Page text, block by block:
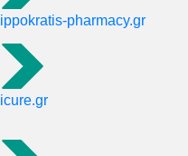
ippokratis-pharmacy.gr
icure.gr